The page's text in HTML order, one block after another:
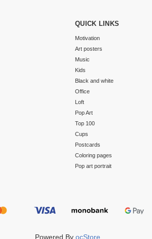
QUICK LINKS
Motivation
Art posters
Music
Kids
Black and white
Office
Loft
Pop Art
Top 100
Cups
Postcards
Coloring pages
Pop art portrait
Powered By ocStore